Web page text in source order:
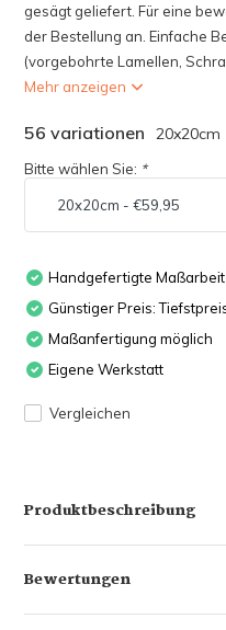
gesägt geliefert. Für eine
der Bestellung an. Einfache
(vorgebohrte Lamellen,
Mehr anzeigen
56 variationen 20x20cm
Bitte wählen Sie: *
Handgefertigte Maßarbeit
Günstiger Preis:
Maßanfertigung möglich
Eigene Werkstatt
Vergleichen
Produktbeschreibung
Bewertungen